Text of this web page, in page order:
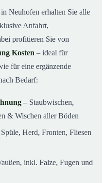
Neuhofen erhalten Sie alle
Anfahrt,
profitieren Sie von
Kosten – ideal für
für eine ergänzende
Bedarf:
– Staubwischen,
& Wischen aller Böden
Herd, Fronten, Fliesen
inkl. Falze, Fugen und